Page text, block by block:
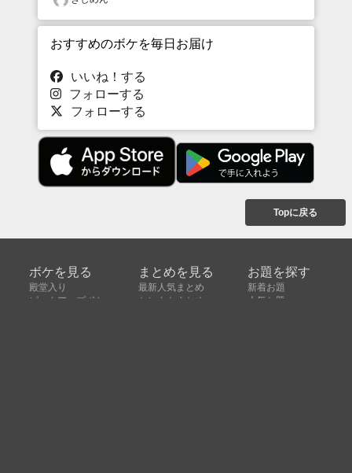
おすすめのボケを毎日お届け
いいね！する
フォローする
フォローする
Topに戻る
ボケを見る
殿堂入り
ピックアップボケ
まとめを見る
最新人気まとめ
セレクトまとめ
お題を探す
新着お題
人気お題